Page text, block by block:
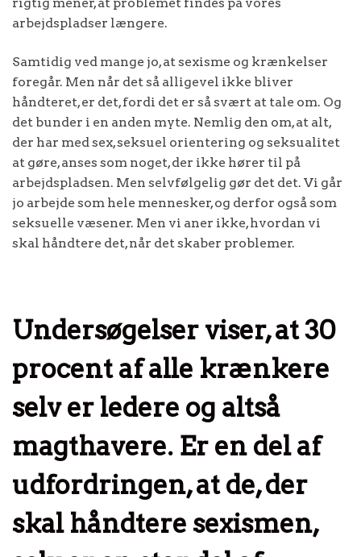
arbejdspladser længere.
Samtidig ved mange jo, at sexisme og krænkelser
foregår. Men når det så alligevel ikke bliver
håndteret, er det, fordi det er så svært at tale om. Og
det bunder i en anden myte. Nemlig den om, at alt,
der har med sex, seksuel orientering og seksualitet
at gøre, anses som noget, der ikke hører til på
arbejdspladsen. Men selvfølgelig gør det det. Vi går
jo arbejde som hele mennesker, og derfor også som
seksuelle væsener. Men vi aner ikke, hvordan vi
skal håndtere det, når det skaber problemer.
Undersøgelser viser, at 30
procent af alle krænkere
selv er ledere og altså
magthavere. Er en del af
udfordringen, at de, der
skal håndtere sexismen,